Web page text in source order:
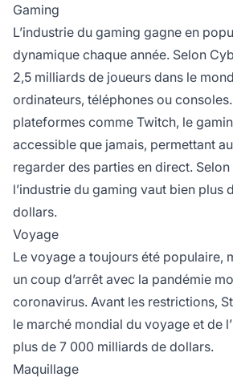
Gaming
L’industrie du gaming gagne en
dynamique chaque année. Selon
2,5 milliards de joueurs dans le
ordinateurs, téléphones ou
plateformes comme Twitch, le
accessible que jamais, permettant
regarder des parties en direct. Selon
l’industrie du gaming vaut bien plus
dollars.
Voyage
Le voyage a toujours été populaire,
un coup d’arrêt avec la pandémie
coronavirus. Avant les restrictions,
le marché mondial du voyage et de
plus de 7 000 milliards de dollars.
Maquillage